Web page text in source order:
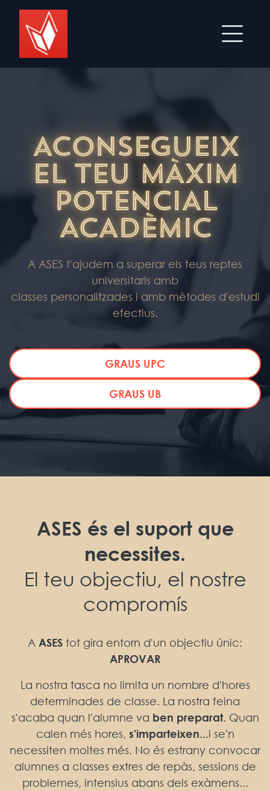
ACONSEGUEIX
EL TEU MÀXIM
POTENCIAL
ACADÈMIC
A ASES t'ajudem a superar els teus reptes
universitaris amb
classes personalitzades i amb mètodes d'estudi
efectius.
GRAUS UPC
GRAUS UB
ASES és el suport que
necessites.
El teu objectiu, el nostre
compromís
A ASES tot gira entorn d'un objectiu únic:
APROVAR
La nostra tasca no limita un nombre d'hores
determinades de classe. La nostra feina
s'acaba quan l'alumne va ben preparat. Quan
calen més hores, s'imparteixen...i se'n
necessiten moltes més. No és estrany convocar
alumnes a classes extres de repàs, sessions de
problemes, intensius abans dels exàmens...